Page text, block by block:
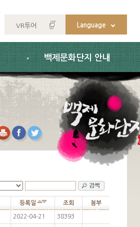
VR투어 Language
백제문화단지 안내
등록일 조회 첨부
2022-04-21 38393